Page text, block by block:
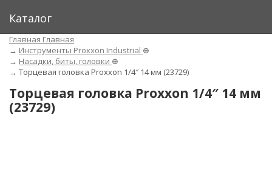
Каталог
Главная Главная
→ Инструменты Proxxon Industrial ⊕
→ Насадки, биты, головки ⊕
→ Торцевая головка Proxxon 1/4″ 14 мм (23729)
Торцевая головка Proxxon 1/4″ 14 мм
(23729)